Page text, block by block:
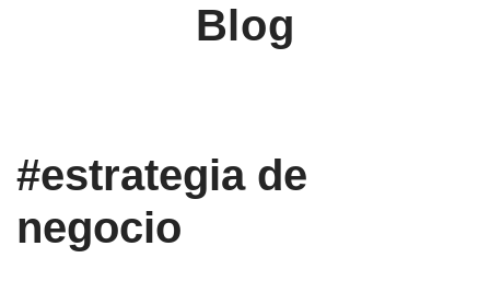
Blog
#estrategia de
negocio